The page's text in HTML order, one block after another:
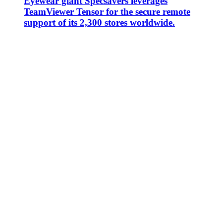
TeamViewer Tensor for the secure remote
support of its 2,300 stores worldwide.